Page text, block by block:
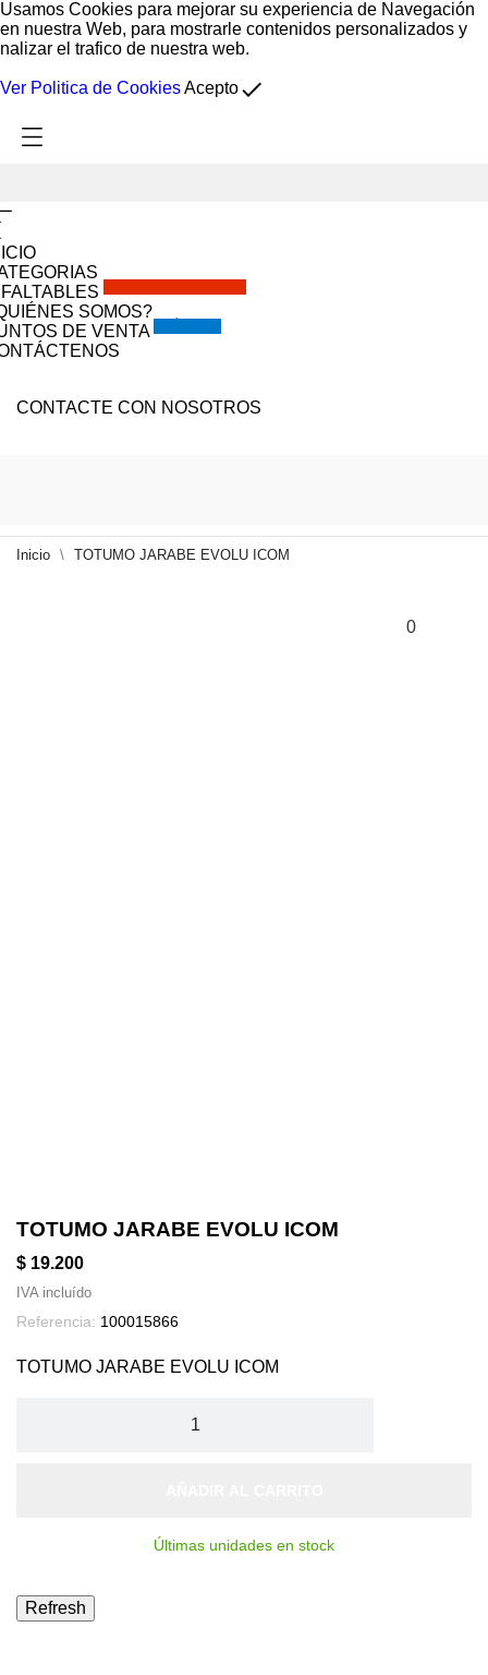
Usamos Cookies para mejorar su experiencia de Navegación
en nuestra Web, para mostrarle contenidos personalizados y
nalizar el trafico de nuestra web.
Ver Politica de CookiesAceptodone
SOMOS?
DE VENTA
CONTACTE CON NOSOTROS
Inicio TOTUMO JARABE EVOLU ICOM
0
TOTUMO JARABE EVOLU ICOM
$ 19.200
IVA incluído
Referencia: 100015866
TOTUMO JARABE EVOLU ICOM
Últimas unidades en stock